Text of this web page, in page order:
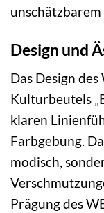
Design und
Das Design des
Kulturbeutels
klaren
Farbgebung.
modisch,
Prägung des